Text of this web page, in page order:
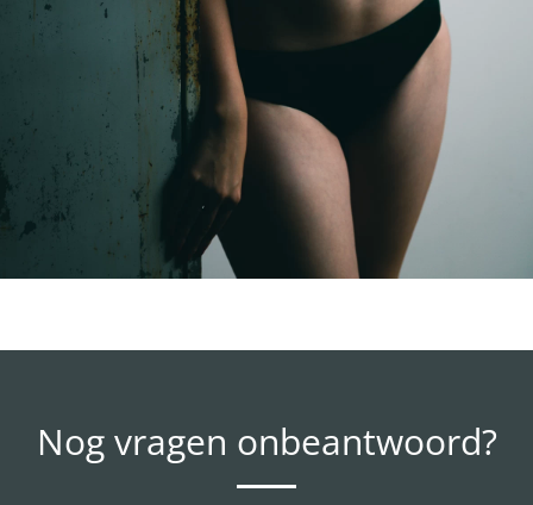
Nog vragen onbeantwoord?